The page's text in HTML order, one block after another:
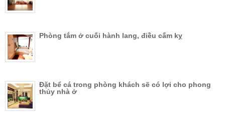
Phòng tắm ở cuối hành lang, điều cấm kỵ
Đặt bể cá trong phòng khách sẽ có lợi cho phong
thủy nhà ở